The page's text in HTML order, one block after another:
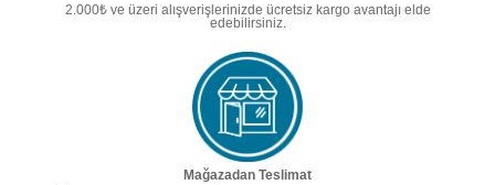
2.000₺ ve üzeri alışverişlerinizde ücretsiz kargo avantajı elde
edebilirsiniz.
Mağazadan Teslimat